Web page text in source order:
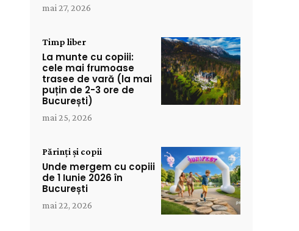
mai 27, 2026
Timp liber
La munte cu copiii:
cele mai frumoase
trasee de vară (la mai
puțin de 2-3 ore de
București)
mai 25, 2026
Părinți și copii
Unde mergem cu copiii
de 1 Iunie 2026 în
București
mai 22, 2026